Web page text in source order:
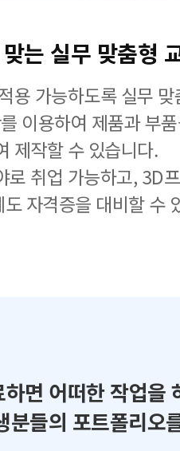
는 실무 맞춤형
용 가능하도록 실무
이용하여 제품과 부
제작할 수 있습니다.
로 취업 가능하고, 3D
자격증을 대비할 수
면 어떠한 작업을
분들의 포트폴리오